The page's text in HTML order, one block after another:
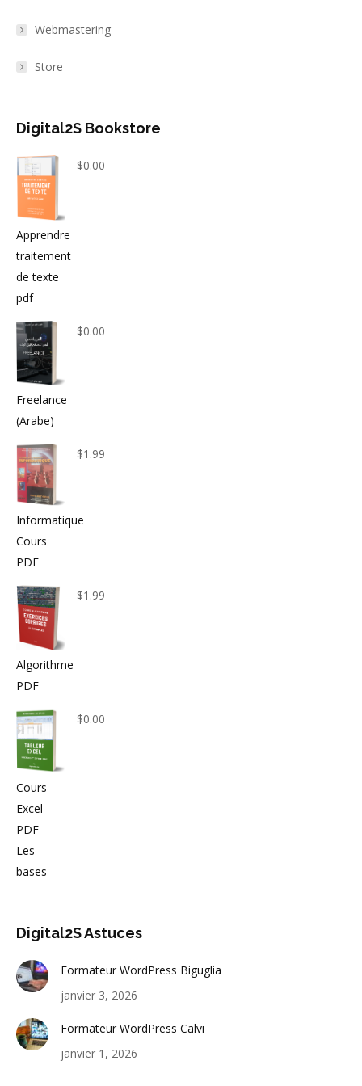
Webmastering
Store
Digital2S Bookstore
Apprendre
traitement
de texte
pdf
$0.00
Freelance
(Arabe)
$0.00
Informatique
Cours
PDF
$1.99
Algorithme
PDF
$1.99
Cours
Excel
PDF -
Les
bases
$0.00
Digital2S Astuces
Formateur WordPress Biguglia
janvier 3, 2026
Formateur WordPress Calvi
janvier 1, 2026